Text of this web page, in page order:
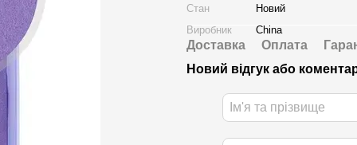
Стан
Новий
Виробник
China
Доставка Оплата
Новий відгук або